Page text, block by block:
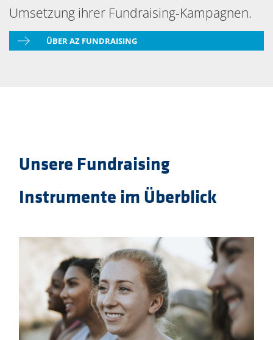
Umsetzung ihrer Fundraising-Kampagnen.
ÜBER AZ FUNDRAISING
Unsere Fundraising
Instrumente im Überblick